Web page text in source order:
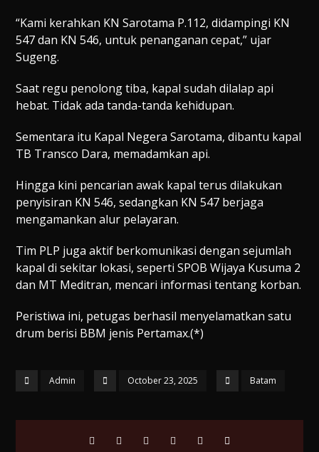
“Kami kerahkan KN Sarotama P.112, didampingi KN
547 dan KN 546, untuk penanganan cepat,” ujar
Sugeng.
Saat regu penolong tiba, kapal sudah dilalap api
hebat. Tidak ada tanda-tanda kehidupan.
Sementara itu Kapal Negera Sarotama, dibantu kapal
TB Transco Dara, memadamkan api.
Hingga kini pencarian awak kapal terus dilakukan
penyisiran KN 546, sedangkan KN 547 berjaga
mengamankan alur pelayaran.
Tim PLP juga aktif berkomunikasi dengan sejumlah
kapal di sekitar lokasi, seperti SPOB Wijaya Kusuma 2
dan MT Meditran, mencari informasi tentang korban.
Peristiwa ini, petugas berhasil menyelamatkan satu
drum berisi BBM jenis Pertamax.(*)
Admin October 23, 2025 Batam